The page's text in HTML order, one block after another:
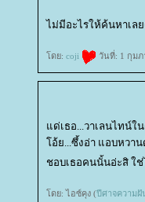
ไม่มีอะไรให้ค้นหาเล
ดย: coji วันที่: 1 กุมภ
ด่เธอ...วาเลนไทน์ใ
อ้ย...ซึ้งอ่า แอบหวา
ชอบเธอคนนั้นอ่ะสิ ใ
ดย: ไอซ์คุง (ปีศาจความฝั